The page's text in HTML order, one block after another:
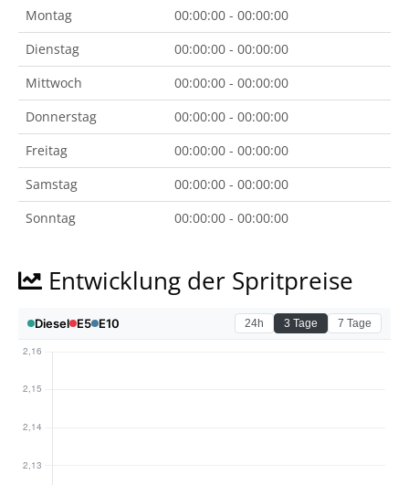
Montag
00:00:00 - 00:00:00
Dienstag
00:00:00 - 00:00:00
Mittwoch
00:00:00 - 00:00:00
Donnerstag
00:00:00 - 00:00:00
Freitag
00:00:00 - 00:00:00
Samstag
00:00:00 - 00:00:00
Sonntag
00:00:00 - 00:00:00
Entwicklung der Spritpreise